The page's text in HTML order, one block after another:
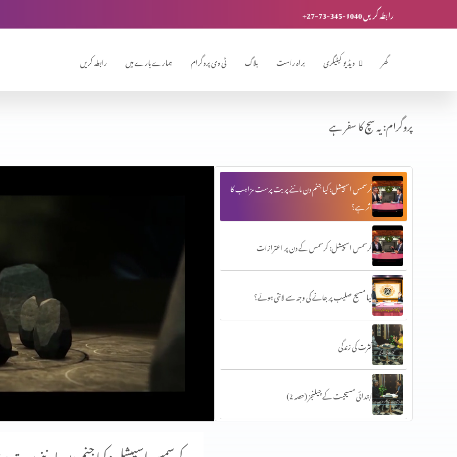
+27-73-345-1040 رابطہ کریں
رابطہ کریں ہمارے بارے میں ٹی وی پروگرام بلاگ براہ راست ویڈیو کیٹیگری گھر
پروگرام: یہ سچ کا سفر ہے
کرسمس اسپیشل: کیا جنم دن ماننے پر بت پرست مزاہب کا
اثر ہے؟
کرسمس اسپیشل: کرسمس کے دن پر اعترازات
کیا مسیح صلیب پر جانے کی وجہ سے لانتی ہوئے؟
کثرت کی زندگی
ابتدائی مسیحیت کے چیلنجز (حصہ 2)